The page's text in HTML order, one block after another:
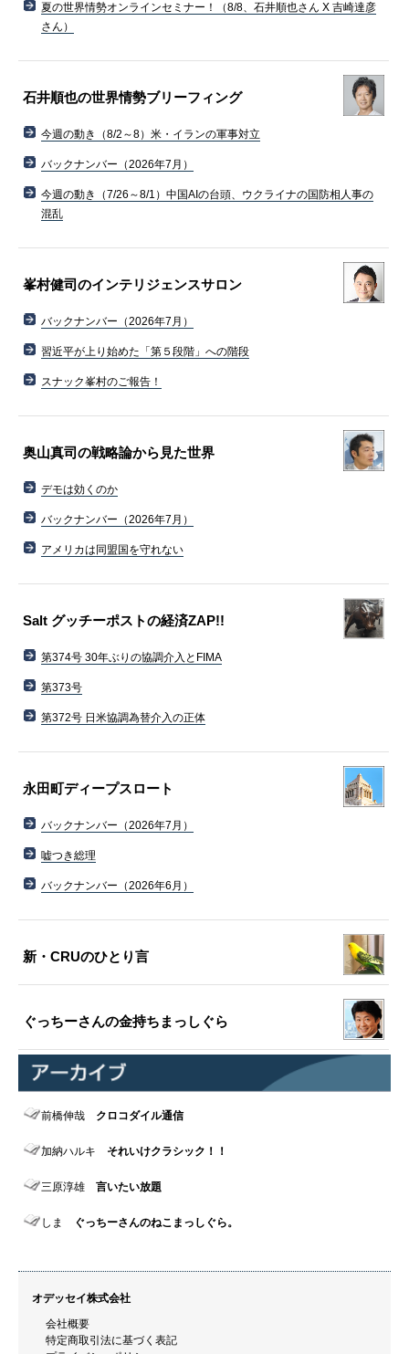
夏の世界情勢オンラインセミナー！（8/8、石井順也さん X 吉崎達彦
さん）
石井順也の世界情勢ブリーフィング
今週の動き（8/2～8）米・イランの軍事対立
バックナンバー（2026年7月）
今週の動き（7/26～8/1）中国AIの台頭、ウクライナの国防相人事の
混乱
峯村健司のインテリジェンスサロン
バックナンバー（2026年7月）
習近平が上り始めた「第５段階」への階段
スナック峯村のご報告！
奥山真司の戦略論から見た世界
デモは効くのか
バックナンバー（2026年7月）
アメリカは同盟国を守れない
Salt グッチーポストの経済ZAP!!
第374号 30年ぶりの協調介入とFIMA
第373号
第372号 日米協調為替介入の正体
永田町ディープスロート
バックナンバー（2026年7月）
嘘つき総理
バックナンバー（2026年6月）
新・CRUのひとり言
ぐっちーさんの金持ちまっしぐら
前橋伸哉 クロコダイル通信
加納ハルキ それいけクラシック！！
三原淳雄 言いたい放題
しま ぐっちーさんのねこまっしぐら。
オデッセイ株式会社
会社概要
特定商取引法に基づく表記